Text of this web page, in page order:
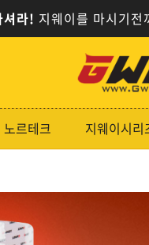
셔라! 지웨이를 마시기
사
이
고
노르테크 지웨이시리